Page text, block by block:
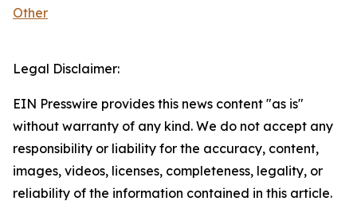
Other
Legal Disclaimer:
EIN Presswire provides this news content "as is"
without warranty of any kind. We do not accept any
responsibility or liability for the accuracy, content,
images, videos, licenses, completeness, legality, or
reliability of the information contained in this article.